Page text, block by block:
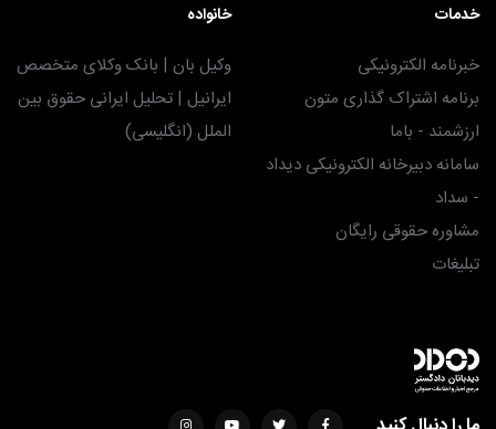
خدمات
خبرنامه الکترونیکی
برنامه اشتراک گذاری متون
ارزشمند - باما
سامانه دبیرخانه الکترونیکی دیداد
- سداد
مشاوره حقوقی رایگان
تبلیغات
خانواده
وکیل بان | بانک وکلای متخصص
ایرانیل | تحلیل ایرانی حقوق بین
الملل (انگلیسی)